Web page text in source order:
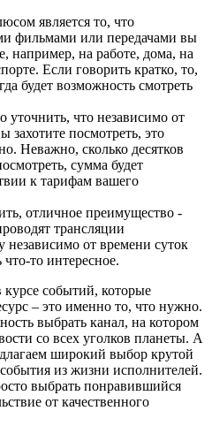
является то, что
фильмами или передачами вы
например, на работе, дома, на
Если говорить кратко, то,
будет возможность смотреть
уточнить, что независимо от
захотите посмотреть, это
Неважно, сколько десятков
сумма будет
к тарифам вашего
отличное преимущество -
трансляции
независимо от времени суток
то интересное.
курсе событий, которые
– это именно то, что нужно.
выбрать канал, на котором
со всех уголков планеты. А
широкий выбор крутой
из жизни исполнителей.
выбрать понравившийся
от качественного